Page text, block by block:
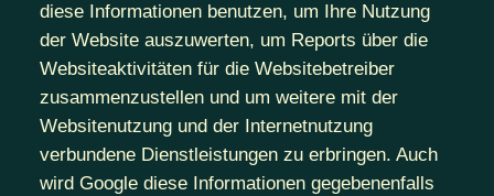
diese Informationen benutzen, um Ihre Nutzung
der Website auszuwerten, um Reports über die
Websiteaktivitäten für die Websitebetreiber
zusammenzustellen und um weitere mit der
Websitenutzung und der Internetnutzung
verbundene Dienstleistungen zu erbringen. Auch
wird Google diese Informationen gegebenenfalls